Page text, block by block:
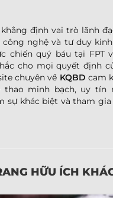
khẳng định vai trò lãnh
nghệ và tư duy
chiến quý báu tại FPT
cho mọi quyết định
chuyên về KQBD cam
minh bạch, uy tín
sự khác biệt và tham
HỮU ÍCH